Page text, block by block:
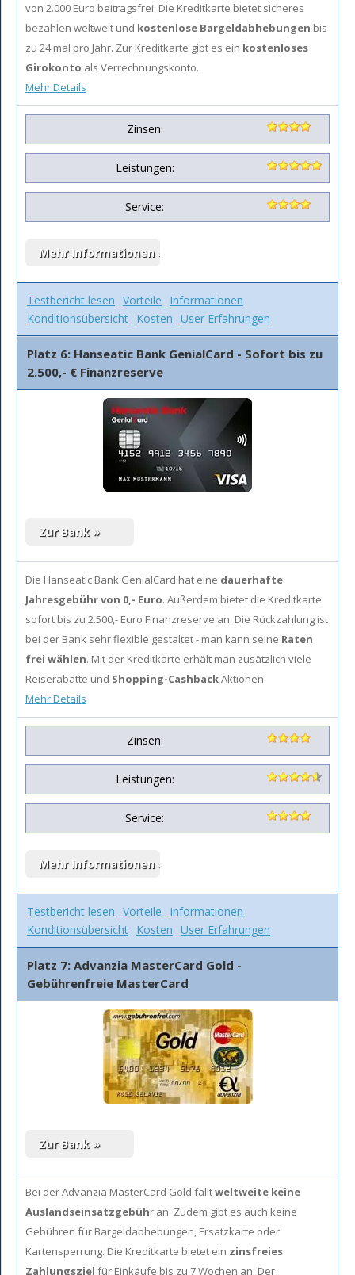
von 2.000 Euro beitragsfrei. Die Kreditkarte bietet sicheres
bezahlen weltweit und kostenlose Bargeldabhebungen bis
zu 24 mal pro Jahr. Zur Kreditkarte gibt es ein kostenloses
Girokonto als Verrechnungskonto.
Mehr Details
Zinsen:
Leistungen:
Service:
Testbericht lesen Vorteile
Informationen
Konditionsübersicht Kosten User Erfahrungen
Platz 6: Hanseatic Bank GenialCard - Sofort bis zu
2.500,- € Finanzreserve
Die Hanseatic Bank GenialCard hat eine dauerhafte
Jahresgebühr von 0,- Euro. Außerdem bietet die Kreditkarte
sofort bis zu 2.500,- Euro Finanzreserve an. Die Rückzahlung ist
bei der Bank sehr flexible gestaltet - man kann seine Raten
frei wählen. Mit der Kreditkarte erhält man zusätzlich viele
Reiserabatte und Shopping-CashbackAktionen.
Mehr Details
Zinsen:
Leistungen:
Service:
Testbericht lesen Vorteile
Informationen
Konditionsübersicht Kosten User Erfahrungen
Platz 7: Advanzia MasterCard Gold -
Gebührenfreie MasterCard
Bei der Advanzia MasterCard Gold fälltweltweite keine
Auslandseinsatzgebühr an. Zudem gibt es auch keine
Gebühren für Bargeldabhebungen, Ersatzkarte oder
Kartensperrung. Die Kreditkarte bietet ein zinsfreies
Zahlungsziel für Einkäufe bis zu 7 Wochen an. Der